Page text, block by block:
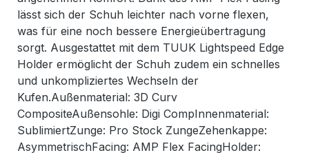
lässt sich der Schuh leichter nach vorne flexen,
was für eine noch bessere Energieübertragung
sorgt. Ausgestattet mit dem TUUK Lightspeed Edge
Holder ermöglicht der Schuh zudem ein schnelles
und unkompliziertes Wechseln der
Kufen.Außenmaterial: 3D Curv
CompositeAußensohle: Digi CompInnenmaterial:
SublimiertZunge: Pro Stock ZungeZehenkappe:
AsymmetrischFacing: AMP Flex FacingHolder: